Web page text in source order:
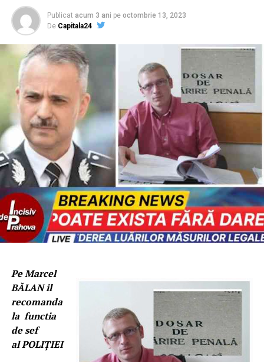
Publicat acum 3 ani pe octombrie 13, 2023
De Capitala24
Pe Marcel
BĂLAN il
recomanda
la functia
de sef
al POLIŢIEI